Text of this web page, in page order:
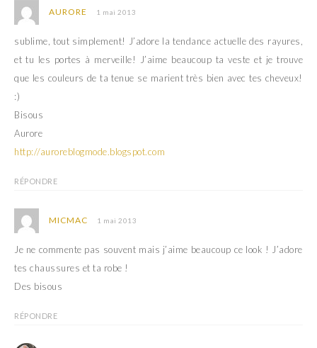
AURORE 1 mai 2013
sublime, tout simplement! J’adore la tendance actuelle des rayures,
et tu les portes à merveille! J’aime beaucoup ta veste et je trouve
que les couleurs de ta tenue se marient très bien avec tes cheveux!
:)
Bisous
Aurore
http://auroreblogmode.blogspot.com
RÉPONDRE
MICMAC 1 mai 2013
Je ne commente pas souvent mais j’aime beaucoup ce look ! J’adore
tes chaussures et ta robe !
Des bisous
RÉPONDRE